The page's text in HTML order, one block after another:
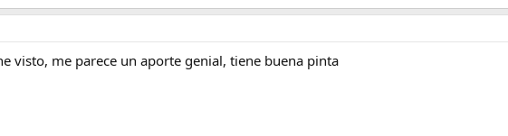
visto, me parece un aporte genial, tiene buena pinta